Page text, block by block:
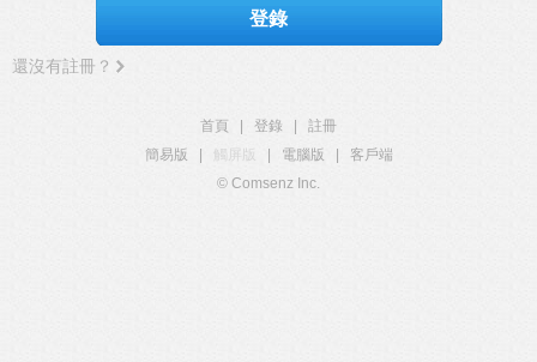
登錄
還沒有註冊？
首頁 登錄
註冊
簡易版
觸屏版 電腦版
客戶端
© Comsenz Inc.